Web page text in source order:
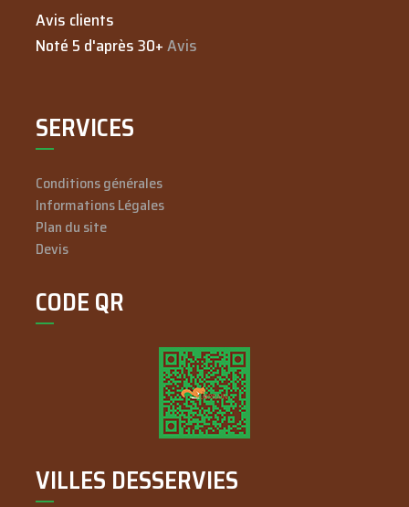
Avis clients
Noté 5 d'après 30+Avis
SERVICES
Conditions générales
Informations Légales
Plan du site
Devis
CODE QR
VILLES DESSERVIES